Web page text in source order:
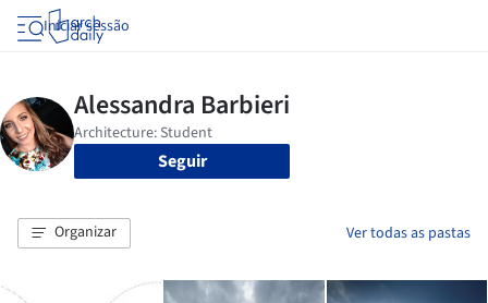
Iniciar sessão
Seguir
Organizar Ver todas as pastas